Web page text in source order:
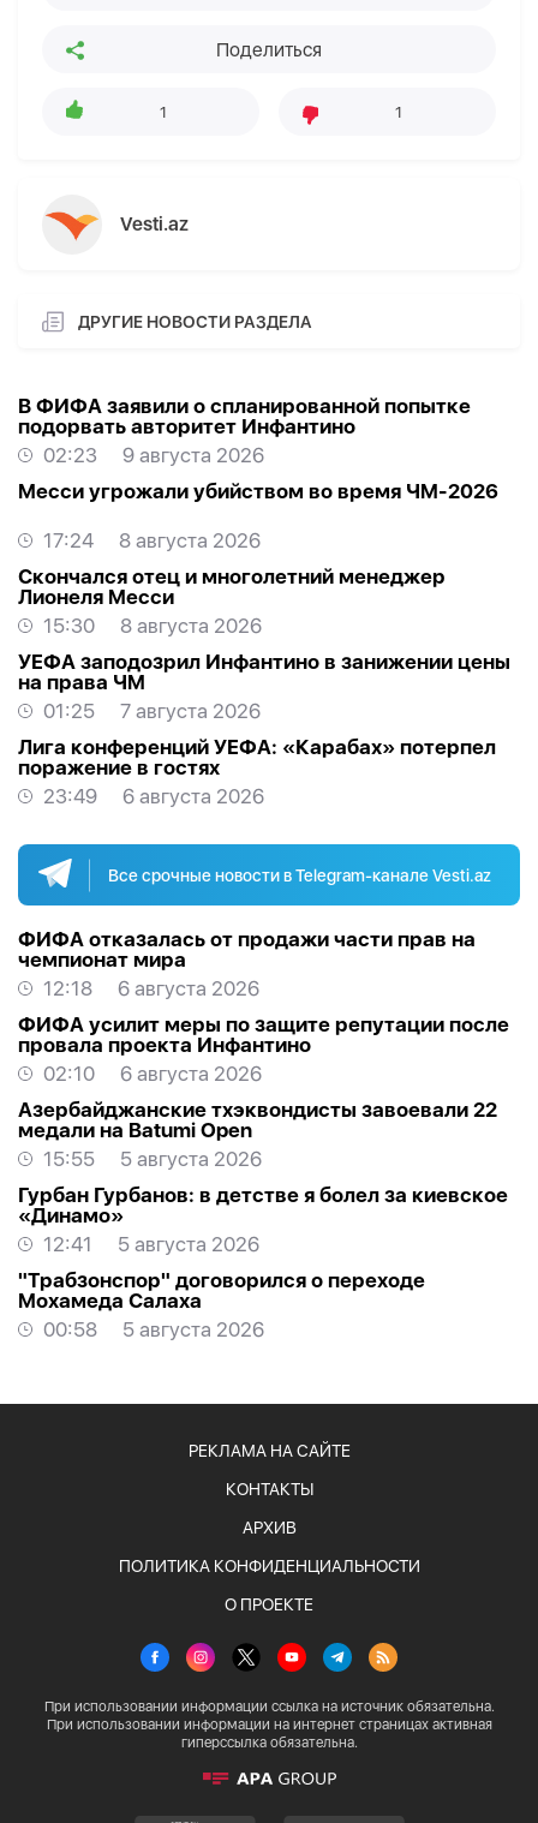
Поделиться
1 1
Vesti.az
ДРУГИЕ НОВОСТИ РАЗДЕЛА
В ФИФА заявили о спланированной попытке
подорвать авторитет Инфантино
02:23
9 августа 2026
Месси угрожали убийством во время ЧМ-2026
17:24
8 августа 2026
Скончался отец и многолетний менеджер
Лионеля Месси
15:30
8 августа 2026
УЕФА заподозрил Инфантино в занижении цены
на права ЧМ
01:25
7 августа 2026
Лига конференций УЕФА: «Карабах» потерпел
поражение в гостях
23:49
6 августа 2026
Все срочные новости в Telegram-канале Vesti.az
ФИФА отказалась от продажи части прав на
чемпионат мира
12:18
6 августа 2026
ФИФА усилит меры по защите репутации после
провала проекта Инфантино
02:10
6 августа 2026
Азербайджанские тхэквондисты завоевали 22
медали на Batumi Open
15:55
5 августа 2026
Гурбан Гурбанов: в детстве я болел за киевское
«Динамо»
12:41
5 августа 2026
"Трабзонспор" договорился о переходе
Мохамеда Салаха
00:58
5 августа 2026
РЕКЛАМА НА САЙТЕ
КОНТАКТЫ
АРХИВ
ПОЛИТИКА КОНФИДЕНЦИАЛЬНОСТИ
О ПРОЕКТЕ
При использовании информации ссылка на источник обязательна.
При использовании информации на интернет страницах активная
гиперссылка обязательна.